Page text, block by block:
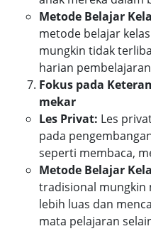
Metode Belajar
metode belajar
mungkin tidak
harian
Fokus pada
mekar
Les Privat: Les
pada
seperti membaca,
Metode Belajar
tradisional mungkin
lebih luas dan
mata pelajaran